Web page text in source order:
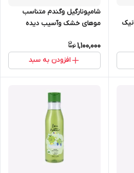
شامپونارگیل وگندم متناسب
موهای خشک وآسیب دیده
1,100,000
افزودن به سبد